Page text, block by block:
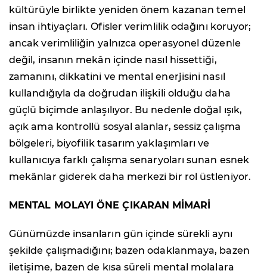
kültürüyle birlikte yeniden önem kazanan temel
insan ihtiyaçları. Ofisler verimlilik odağını koruyor;
ancak verimliliğin yalnızca operasyonel düzenle
değil, insanın mekân içinde nasıl hissettiği,
zamanını, dikkatini ve mental enerjisini nasıl
kullandığıyla da doğrudan ilişkili olduğu daha
güçlü biçimde anlaşılıyor. Bu nedenle doğal ışık,
açık ama kontrollü sosyal alanlar, sessiz çalışma
bölgeleri, biyofilik tasarım yaklaşımları ve
kullanıcıya farklı çalışma senaryoları sunan esnek
mekânlar giderek daha merkezi bir rol üstleniyor.
MENTAL MOLAYI ÖNE ÇIKARAN MİMARİ
Günümüzde insanların gün içinde sürekli aynı
şekilde çalışmadığını; bazen odaklanmaya, bazen
iletişime, bazen de kısa süreli mental molalara